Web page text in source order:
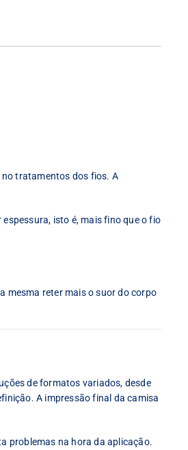
no tratamentos dos fios. A
isto é, mais fino que o fio
mesma reter mais o suor do corpo
de formatos variados, desde
A impressão final da camisa
problemas na hora da aplicação.